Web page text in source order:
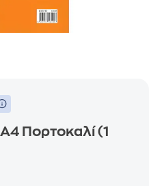
Πορτοκαλί (1